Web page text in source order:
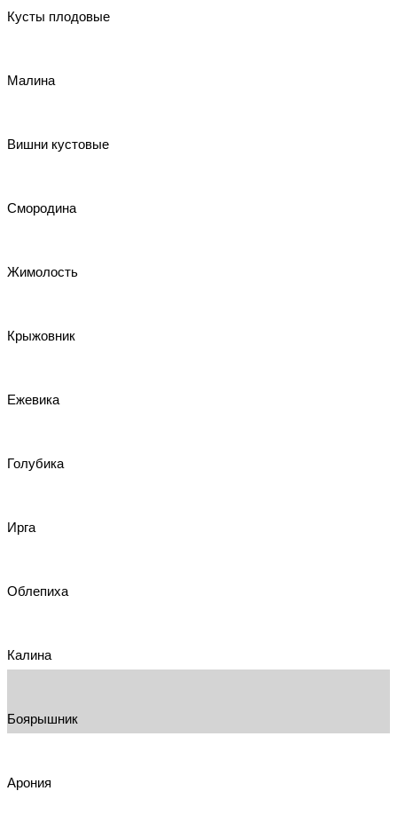
Кусты плодовые
Малина
Вишни кустовые
Смородина
Жимолость
Крыжовник
Ежевика
Голубика
Ирга
Облепиха
Калина
Боярышник
Арония